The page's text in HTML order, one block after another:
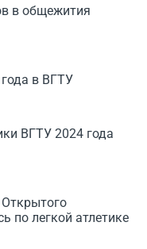
в общежития
в ВГТУ
ВГТУ 2024 года
по легкой атлетике